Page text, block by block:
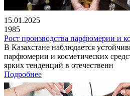
15.01.2025
1985
Рост производства парфюмерии и
В Казахстане наблюдается
парфюмерии и косметических
ярких тенденций в отечественн
Подробнее